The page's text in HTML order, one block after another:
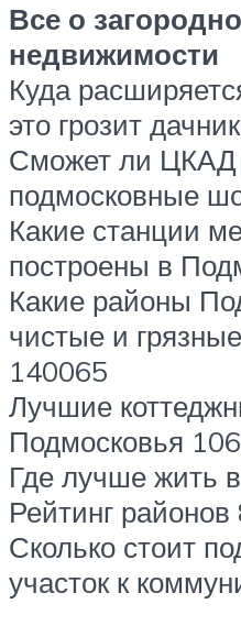
Все о
недвижимости
Куда
это грозит
Сможет ли ЦКАД
подмосковные
Какие станции
построены в
Какие районы
чистые и
140065
Лучшие
Подмосковья
Где лучше жить
Рейтинг
Сколько стоит
участок к